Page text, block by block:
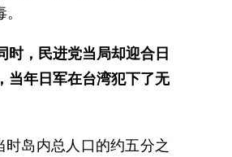
时，民进党当局却迎合日
当年日军在台湾犯下了无
岛内总人口的约五分之